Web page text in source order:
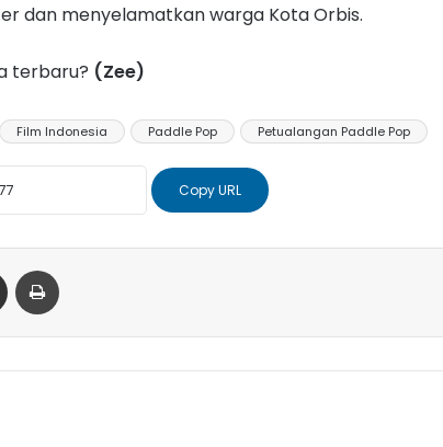
dan menyelamatkan warga Kota Orbis.
terbaru? (Zee)
Film Indonesia Paddle Pop Petualangan Paddle Pop
Copy URL
Share via Email